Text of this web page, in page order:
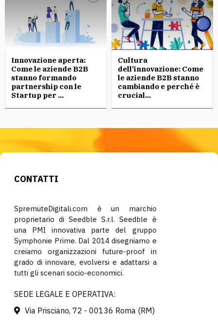
Innovazione aperta:
Come le aziende B2B
stanno formando
partnership con le
Startup per ...
Cultura
dell’innovazione: Come
le aziende B2B stanno
cambiando e perché è
crucial...
CONTATTI
SpremuteDigitali.com è un marchio
proprietario di Seedble S.r.l. Seedble è
una PMI innovativa parte del gruppo
Symphonie Prime. Dal 2014 disegniamo e
creiamo organizzazioni future-proof in
grado di innovare, evolversi e adattarsi a
tutti gli scenari socio-economici.
SEDE LEGALE E OPERATIVA:
Via Prisciano, 72 - 00136 Roma (RM)